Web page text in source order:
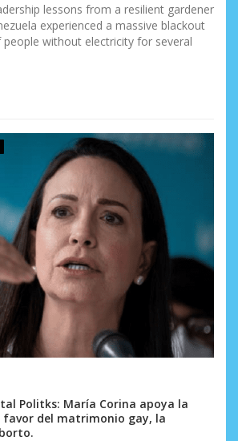
lessons from a resilient gardener
experienced a massive blackout
without electricity for several
Politks: María Corina apoya la
favor del matrimonio gay, la